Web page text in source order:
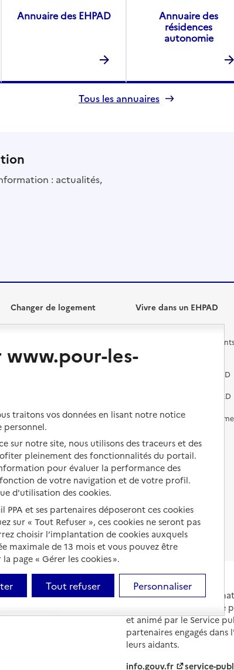
Annuaire des EHPAD
Annuaire des
résidences
autonomie
Tous les annuaires
: actualités,
Changer de logement
Vivre dans une résidence avec
Vivre en accueil familial
Autres solutions de logement
Vivre dans un EHPAD
Les différents établissements
Préparer l'entrée en EHPAD
Aides financières en EHPAD
Prévention,
Comprendre les prix en
EHPAD
Droits en EHPAD
Fin de vie en EHPAD
Portail national
et de leurs proches,
et animé par le Service
partenaires engagés
leurs aidants.
info.gouv.fr
service-
www.pour-les-
traitons vos données en lisant notre notice
personnel.
sur notre site, nous utilisons des traceurs et des
pleinement des fonctionnalités du portail.
pour évaluer la performance des
de votre navigation et de votre profil.
d'utilisation des cookies.
et ses partenaires déposeront ces cookies
sur « Tout Refuser », ces cookies ne seront pas
choisir l’implantation de cookies auxquels
maximale de 13 mois et vous pouvez être
page « Gérer les cookies ».
Tout refuser Personnaliser